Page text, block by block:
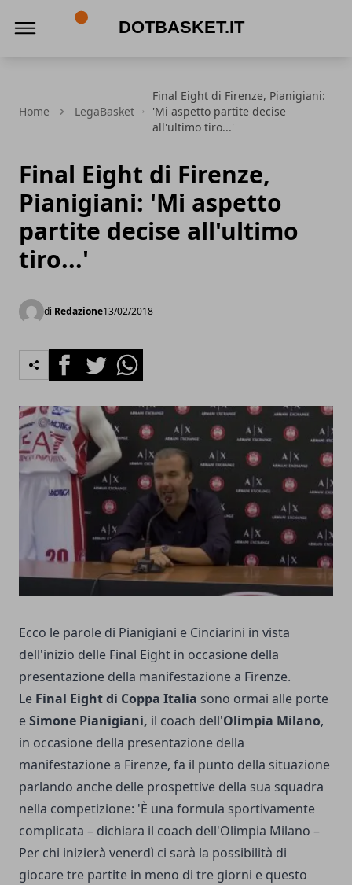
Home LegaBasket
Final Eight di Firenze, Pianigiani:
'Mi aspetto partite decise
all'ultimo tiro...'
Final Eight di Firenze,
Pianigiani: 'Mi aspetto
partite decise all'ultimo
tiro...'
di Redazione13/02/2018
FacebookTwitterWhatsapp
Ecco le parole di Pianigiani e Cinciarini in vista
dell'inizio delle Final Eight in occasione della
presentazione della manifestazione a Firenze.
Le Final Eight di Coppa Italia sono ormai alle porte
eSimone Pianigiani, il coach dell'Olimpia Milano,
in occasione della presentazione della
manifestazione a Firenze, fa il punto della situazione
parlando anche delle prospettive della sua squadra
nella competizione: 'È una formula sportivamente
complicata – dichiara il coach dell'Olimpia Milano –
Per chi inizierà venerdì ci sarà la possibilità di
giocare tre partite in meno di tre giorni e questo